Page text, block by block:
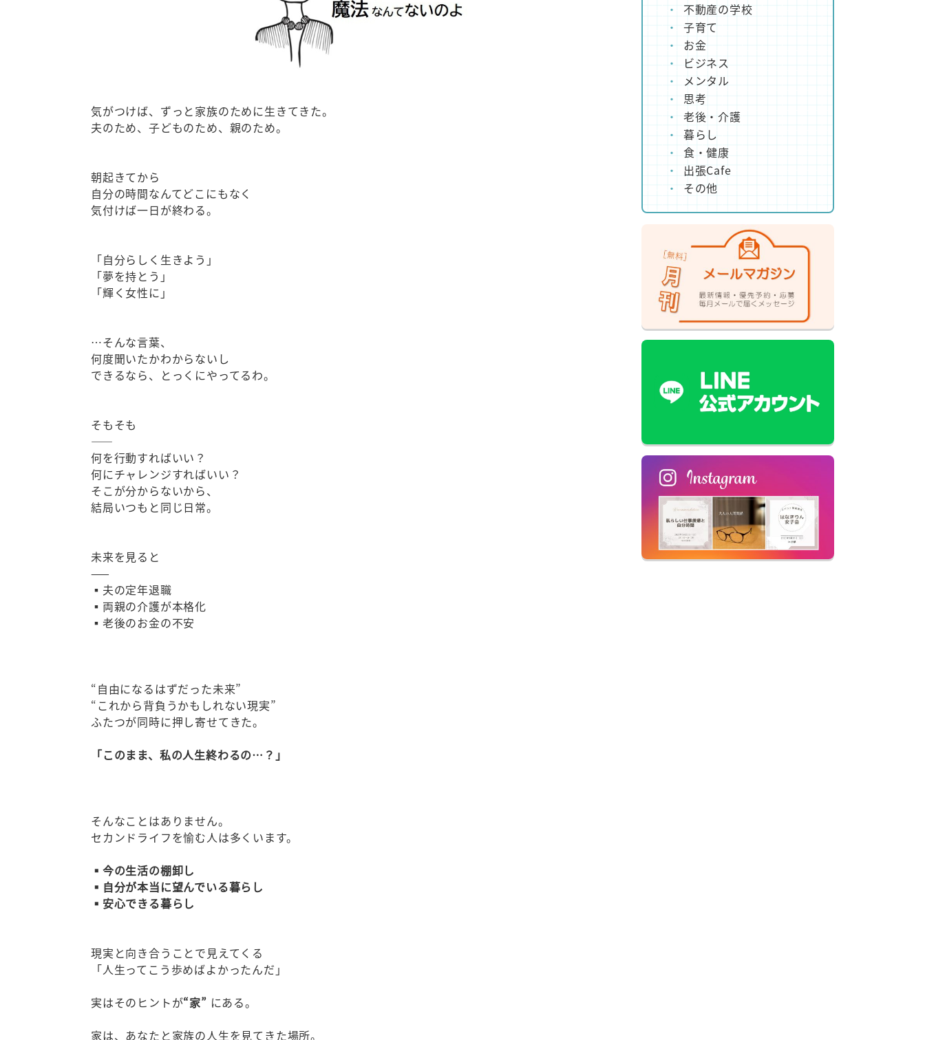
気がつけば、ずっと家族のために生きてきた。
夫のため、子どものため、親のため。
朝起きてから
自分の時間なんてどこにもなく
気付けば一日が終わる。
「自分らしく生きよう」
「夢を持とう」
「輝く女性に」
…そんな言葉、
何度聞いたかわからないし
できるなら、とっくにやってるわ。
そもそも
——
何を行動すればいい？
何にチャレンジすればいい？
そこが分からないから、
結局いつもと同じ日常。
未来を見ると
——
▪夫の定年退職
▪両親の介護が本格化
▪老後のお金の不安
“自由になるはずだった未来”
“これから背負うかもしれない現実”
ふたつが同時に押し寄せてきた。
「このまま、私の人生終わるの…？」
そんなことはありません。
セカンドライフを愉む人は多くいます。
▪今の生活の棚卸し
▪自分が本当に望んでいる暮らし
▪安心できる暮らし
現実と向き合うことで見えてくる
「人生ってこう歩めばよかったんだ」
実はそのヒントが“家” にある。
家は、あなたと家族の人生を見てきた場所。
不動産の学校
子育て
お金
ビジネス
メンタル
思考
老後・介護
暮らし
食・健康
出張Cafe
その他